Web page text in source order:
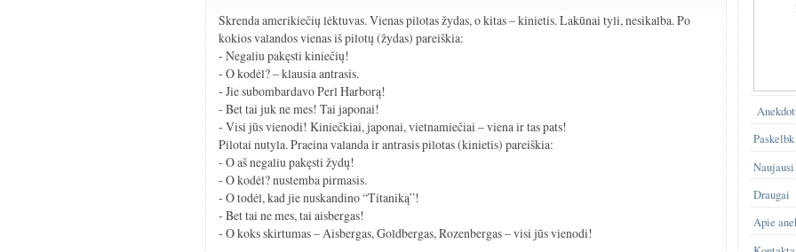
Skrenda amerikiečių lėktuvas. Vienas pilotas žydas, o kitas – kinietis. Lakūnai tyli, nesikalba. Po
kokios valandos vienas iš pilotų (žydas) pareiškia:
- Negaliu pakęsti kiniečių!
- O kodėl? – klausia antrasis.
- Jie subombardavo Perl Harborą!
- Bet tai juk ne mes! Tai japonai!
- Visi jūs vienodi! Kiniečkiai, japonai, vietnamiečiai – viena ir tas pats!
Pilotai nutyla. Praeina valanda ir antrasis pilotas (kinietis) pareiškia:
- O aš negaliu pakęsti žydų!
- O kodėl? nustemba pirmasis.
- O todėl, kad jie nuskandino “Titaniką”!
- Bet tai ne mes, tai aisbergas!
- O koks skirtumas – Aisbergas, Goldbergas, Rozenbergas – visi jūs vienodi!
Draugai
Apie